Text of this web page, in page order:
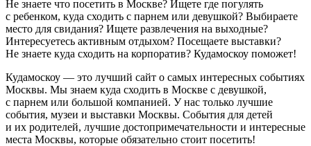
Не знаете что посетить в Москве? Ищете где погулять
с ребенком, куда сходить с парнем или девушкой? Выбираете
место для свидания? Ищете развлечения на выходные?
Интересуетесь активным отдыхом? Посещаете выставки?
Не знаете куда сходить на корпоратив? Кудамоскоу поможет!
Кудамоскоу — это лучший сайт о самых интересных событиях
Москвы. Мы знаем куда сходить в Москве с девушкой,
с парнем или большой компанией. У нас только лучшие
события, музеи и выставки Москвы. События для детей
и их родителей, лучшие достопримечательности и интересные
места Москвы, которые обязательно стоит посетить!